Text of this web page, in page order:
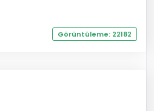
Görüntüleme: 22182